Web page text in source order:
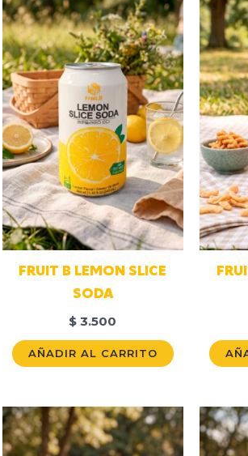
FRUIT B LEMON SLICE
SODA
$ 3.500
AÑADIR AL CARRITO